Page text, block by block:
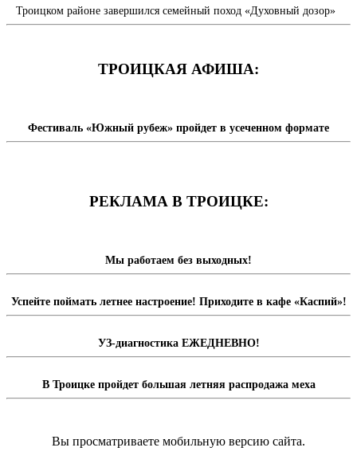
Троицком районе завершился семейный поход «Духовный дозор»
ТРОИЦКАЯ АФИША:
Фестиваль «Южный рубеж» пройдет в усеченном формате
РЕКЛАМА В ТРОИЦКЕ:
Мы работаем без выходных!
Успейте поймать летнее настроение! Приходите в кафе «Каспий»!
УЗ-диагностика ЕЖЕДНЕВНО!
В Троицке пройдет большая летняя распродажа меха
Вы просматриваете мобильную версию сайта.